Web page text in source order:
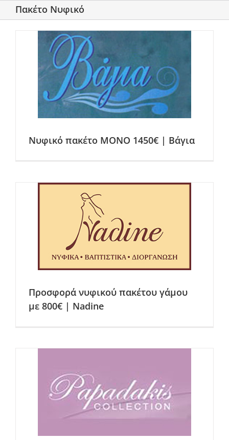
Πακέτο Νυφικό
Νυφικό πακέτο ΜΟΝΟ 1450€ | Βάγια
Προσφορά νυφικού πακέτου γάμου
με 800€ | Nadine